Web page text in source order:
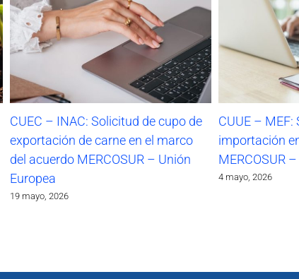
CUEC – INAC: Solicitud de cupo de
exportación de carne en el marco
del acuerdo MERCOSUR – Unión
Europea
19 mayo, 2026
CUUE –
importación
MERCOSUR
4 mayo, 2026